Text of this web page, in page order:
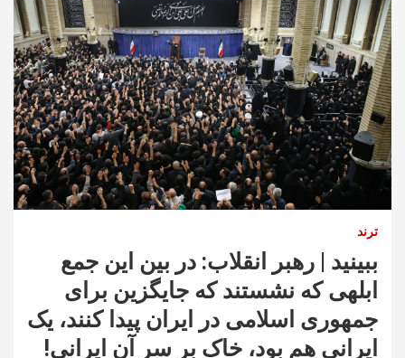
ترند
ببینید | رهبر انقلاب: در بین این جمع
ابلهی که نشستند که جایگزین برای
جمهوری اسلامی در ایران پیدا کنند، یک
ایرانی هم بود، خاک بر سر آن ایرانی!